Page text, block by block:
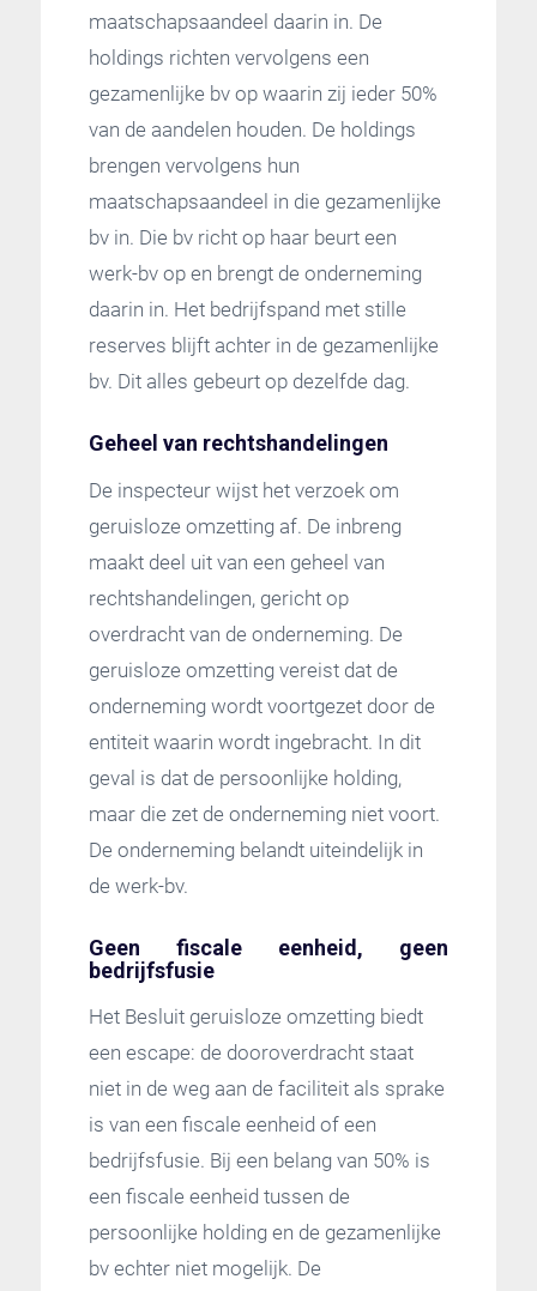
maatschapsaandeel daarin in. De
holdings richten vervolgens een
gezamenlijke bv op waarin zij ieder 50%
van de aandelen houden. De holdings
brengen vervolgens hun
maatschapsaandeel in die gezamenlijke
bv in. Die bv richt op haar beurt een
werk-bv op en brengt de onderneming
daarin in. Het bedrijfspand met stille
reserves blijft achter in de gezamenlijke
bv. Dit alles gebeurt op dezelfde dag.
Geheel van rechtshandelingen
De inspecteur wijst het verzoek om
geruisloze omzetting af. De inbreng
maakt deel uit van een geheel van
rechtshandelingen, gericht op
overdracht van de onderneming. De
geruisloze omzetting vereist dat de
onderneming wordt voortgezet door de
entiteit waarin wordt ingebracht. In dit
geval is dat de persoonlijke holding,
maar die zet de onderneming niet voort.
De onderneming belandt uiteindelijk in
de werk-bv.
Geen fiscale eenheid, geen
bedrijfsfusie
Het Besluit geruisloze omzetting biedt
een escape: de dooroverdracht staat
niet in de weg aan de faciliteit als sprake
is van een fiscale eenheid of een
bedrijfsfusie. Bij een belang van 50% is
een fiscale eenheid tussen de
persoonlijke holding en de gezamenlijke
bv echter niet mogelijk. De